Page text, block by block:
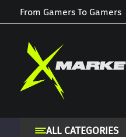
From Gamers To Gamers
ALL CATEGORIES